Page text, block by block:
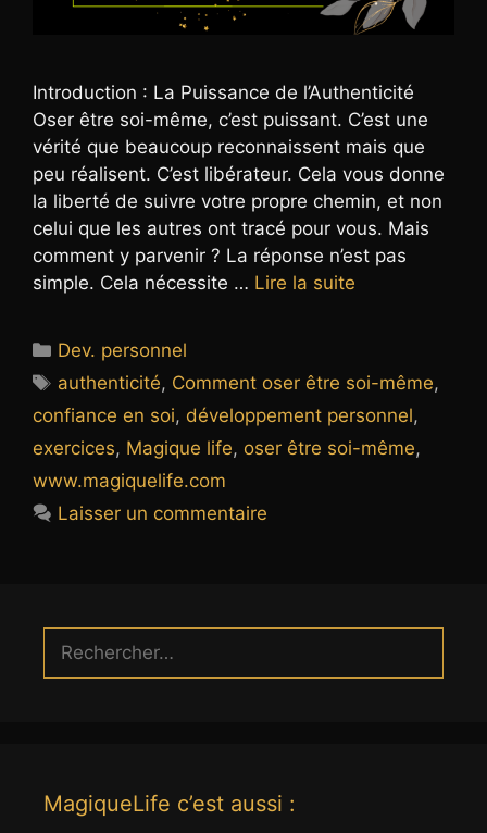
Introduction : La Puissance de l’Authenticité
Oser être soi-même, c’est puissant. C’est une
vérité que beaucoup reconnaissent mais que
peu réalisent. C’est libérateur. Cela vous donne
la liberté de suivre votre propre chemin, et non
celui que les autres ont tracé pour vous. Mais
comment y parvenir ? La réponse n’est pas
simple. Cela nécessite … Lire la suite
Catégories
Dev. personnel
Étiquettes
authenticité, Comment oser être soi-même,
confiance en soi, développement personnel,
exercices, Magique life, oser être soi-même,
www.magiquelife.com
Laisser un commentaire
Rechercher :
MagiqueLife c’est aussi :